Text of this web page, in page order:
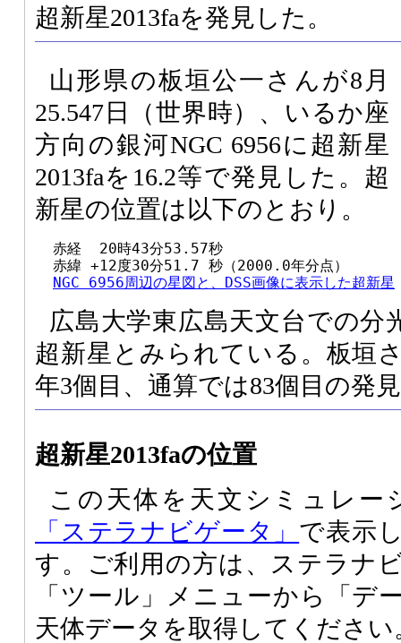
超新星2013faを発見した。
山形県の板垣公一さんが8月
25.547日（世界時）、いるか座
方向の銀河NGC 6956に超新星
2013faを16.2等で発見した。超
新星の位置は以下のとおり。
  赤経  20時43分53.57秒
  赤緯 +12度30分51.7 秒（2000.0年分点）
NGC 6956周辺の星図と、DSS画像に表示した超新星
広島大学東広島天文台での分
超新星とみられている。板垣
年3個目、通算では83個目の発
超新星2013faの位置
この天体を天文シミュレー
「ステラナビゲータ」 で表示
す。ご利用の方は、ステラナ
「ツール」メニューから「デ
天体データを取得してください